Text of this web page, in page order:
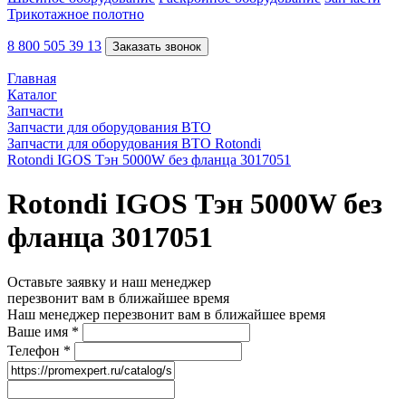
Трикотажное полотно
8 800 505 39 13 Заказать звонок
Главная
Каталог
Запчасти
Запчасти для оборудования ВТО
Запчасти для оборудования ВТО Rotondi
Rotondi IGOS Тэн 5000W без фланца 3017051
Rotondi IGOS Тэн 5000W без
фланца 3017051
Оставьте заявку и наш менеджер
перезвонит вам в ближайшее время
Наш менеджер перезвонит вам в ближайшее время
Ваше имя *
Телефон *